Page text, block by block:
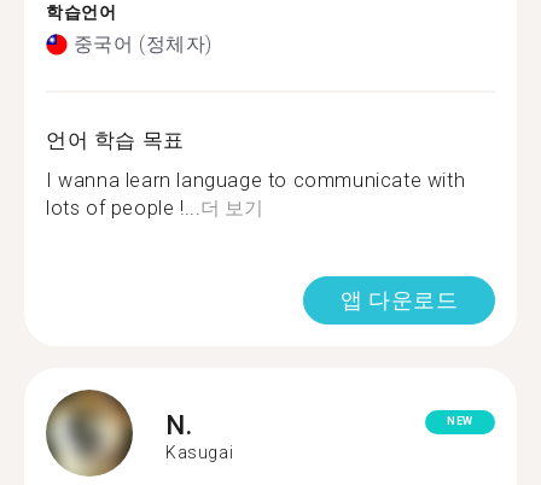
학습언어
중국어 (정체자)
언어 학습 목표
I wanna learn language to communicate with
lots of people !...더 보기
앱 다운로드
N.
Kasugai
NEW